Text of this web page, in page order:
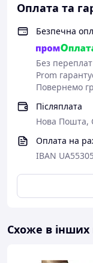
Оплата та
Безпечна
Без переплат
Prom
Повернемо
Післяплата
Нова Пошта,
Оплата на
IBAN
Схоже в інших